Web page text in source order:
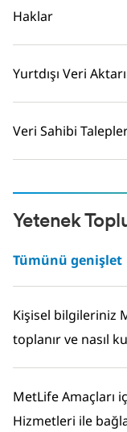
Haklar
Yurtdışı Veri
Veri Sahibi
Yetenek
Tümünü genişlet
Kişisel bilgileriniz
toplanır ve nasıl
MetLife Amaçları
Hizmetleri ile